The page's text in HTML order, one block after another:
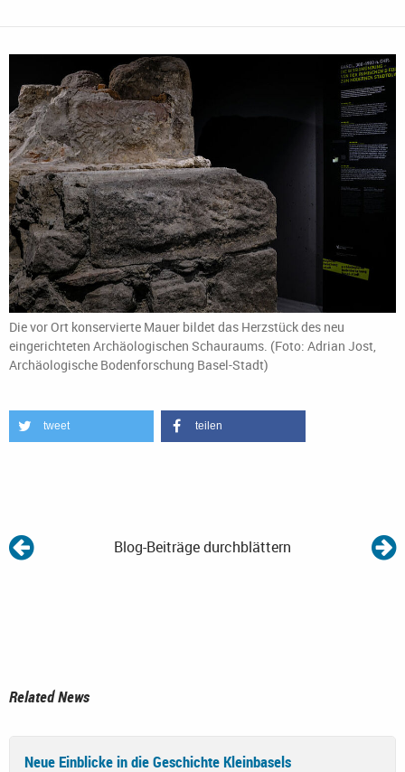
Die vor Ort konservierte Mauer bildet das Herzstück des neu
eingerichteten Archäologischen Schauraums. (Foto: Adrian Jost,
Archäologische Bodenforschung Basel-Stadt)
tweet teilen
Blog-Beiträge durchblättern
Related News
Neue Einblicke in die Geschichte Kleinbasels